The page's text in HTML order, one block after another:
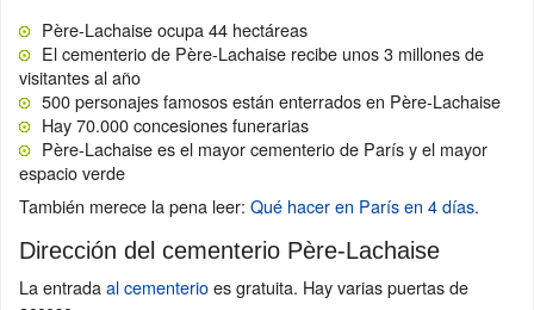
Père-Lachaise ocupa 44 hectáreas
El cementerio de Père-Lachaise recibe unos 3 millones de
visitantes al año
500 personajes famosos están enterrados en Père-Lachaise
Hay 70.000 concesiones funerarias
Père-Lachaise es el mayor cementerio de París y el mayor
espacio verde
También merece la pena leer: Qué hacer en París en 4 días.
Dirección del cementerio Père-Lachaise
La entradaal cementerioes gratuita. Hay varias puertas de